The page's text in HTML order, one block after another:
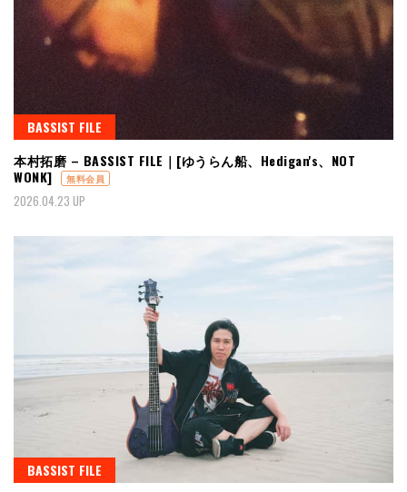
BASSIST FILE
本村拓磨 – BASSIST FILE｜[ゆうらん船、Hedigan's、NOT
WONK]
無料会員
2026.04.23 UP
BASSIST FILE